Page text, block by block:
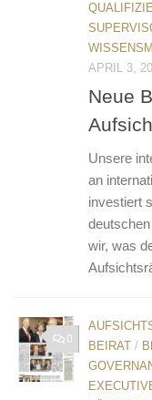
APRIL 3,
Neue
Unsere
an
investiert
wir, was
0
BEIRAT /